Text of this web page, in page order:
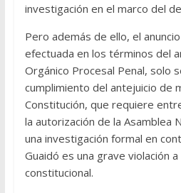
investigación en el marco del
Pero además de ello, el
efectuada en los términos del
Orgánico Procesal Penal, solo
cumplimiento del antejuicio de
Constitución, que requiere
la autorización de la Asamblea
una investigación formal en
Guaidó es una grave violación
constitucional.